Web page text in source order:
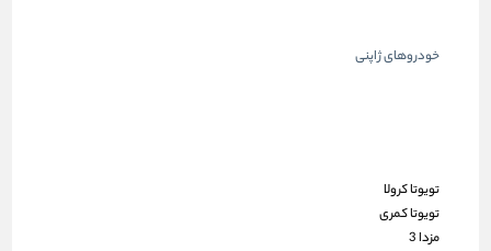
خودروهای ژاپنی
تویوتا کرولا
تویوتا کمری
مزدا 3